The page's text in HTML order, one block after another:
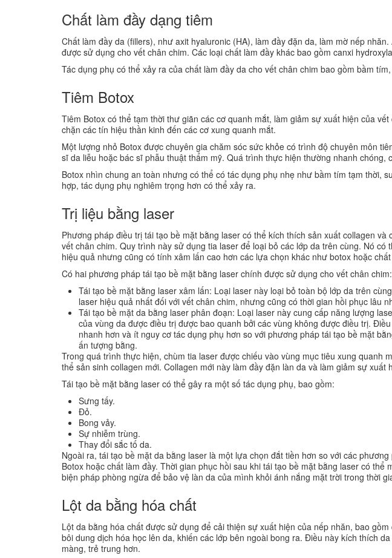
Chất làm đầy dạng tiêm
Chất làm đầy da (fillers), như axit hyaluronic (HA), làm đầy đặn da, làm mờ nếp
được sử dụng cho vết chân chim. Các loại chất làm đầy khác bao gồm canxi
Tác dụng phụ có thể xảy ra của chất làm đầy da cho vết chân chim bao gồm bầm
Tiêm Botox
Tiêm Botox có thể tạm thời thư giãn các cơ quanh mắt, làm giảm sự xuất hiện của
chặn các tín hiệu thần kinh đến các cơ xung quanh mắt.
Một lượng nhỏ Botox được chuyên gia chăm sóc sức khỏe có trình độ chuyên môn
sĩ da liễu hoặc bác sĩ phẫu thuật thẩm mỹ. Quá trình thực hiện thường nhanh chóng,
Botox nhìn chung an toàn nhưng có thể có tác dụng phụ nhẹ như bầm tím tạm thời,
hợp, tác dụng phụ nghiêm trọng hơn có thể xảy ra.
Trị liệu bằng laser
Phương pháp điều trị tái tạo bề mặt bằng laser có thể kích thích sản xuất collagen
vết chân chim. Quy trình này sử dụng tia laser để loại bỏ các lớp da trên cùng. Nó
hiệu quả nhưng cũng có tính xâm lấn cao hơn các lựa chọn khác như botox hoặc
Có hai phương pháp tái tạo bề mặt bằng laser chính được sử dụng cho vết chân chim:
Tái tạo bề mặt bằng laser xâm lấn: Loại laser này loại bỏ toàn bộ lớp da trên
laser hiệu quả nhất đối với vết chân chim, nhưng cũng có thời gian hồi phục lâu
Tái tạo bề mặt da bằng laser phân đoạn: Loại laser này cung cấp năng lượng
của vùng da được điều trị được bao quanh bởi các vùng không được điều trị.
nhanh hơn và ít nguy cơ tác dụng phụ hơn so với phương pháp tái tạo bề mặt
ấn tượng bằng.
Trong quá trình thực hiện, chùm tia laser được chiếu vào vùng mục tiêu xung quanh
thể sản sinh collagen mới. Collagen mới này làm đầy đặn làn da và làm giảm sự xuất
Tái tạo bề mặt bằng laser có thể gây ra một số tác dụng phụ, bao gồm:
Sưng tấy.
Đỏ.
Bong vảy.
Sự nhiễm trùng.
Thay đổi sắc tố da.
Ngoài ra, tái tạo bề mặt da bằng laser là một lựa chọn đắt tiền hơn so với các
Botox hoặc chất làm đầy. Thời gian phục hồi sau khi tái tạo bề mặt bằng laser có thể
biện pháp phòng ngừa để bảo vệ làn da của mình khỏi ánh nắng mặt trời trong thời
Lột da bằng hóa chất
Lột da bằng hóa chất được sử dụng để cải thiện sự xuất hiện của nếp nhăn, bao
bôi dung dịch hóa học lên da, khiến các lớp bên ngoài bong ra. Điều này kích thích
màng, trẻ trung hơn.